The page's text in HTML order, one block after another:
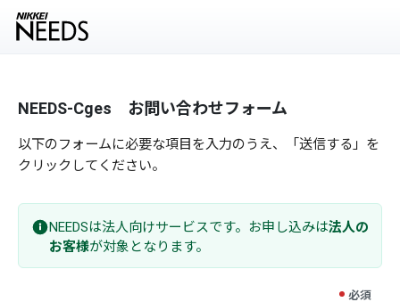
NEEDS-Cges お問い合わせフォーム
以下のフォームに必要な項目を入力のうえ、「送信する」を
クリックしてください。
NEEDSは法人向けサービスです。お申し込みは法人の
お客様が対象となります。